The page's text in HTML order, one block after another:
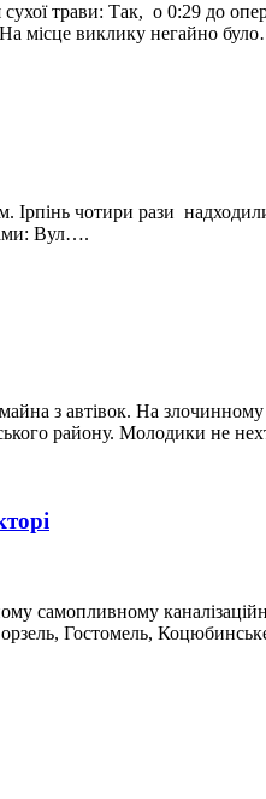
сухої трави: Так, о 0:29 до
На місце виклику негайно
чотири рази
Вул….
з автівок. На
району. Молодики не
самопливному
Гостомель,